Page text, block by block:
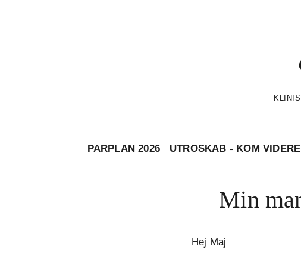
PARPLAN 2026 UTROSKAB - KOM VIDERE
Min
Hej Maj